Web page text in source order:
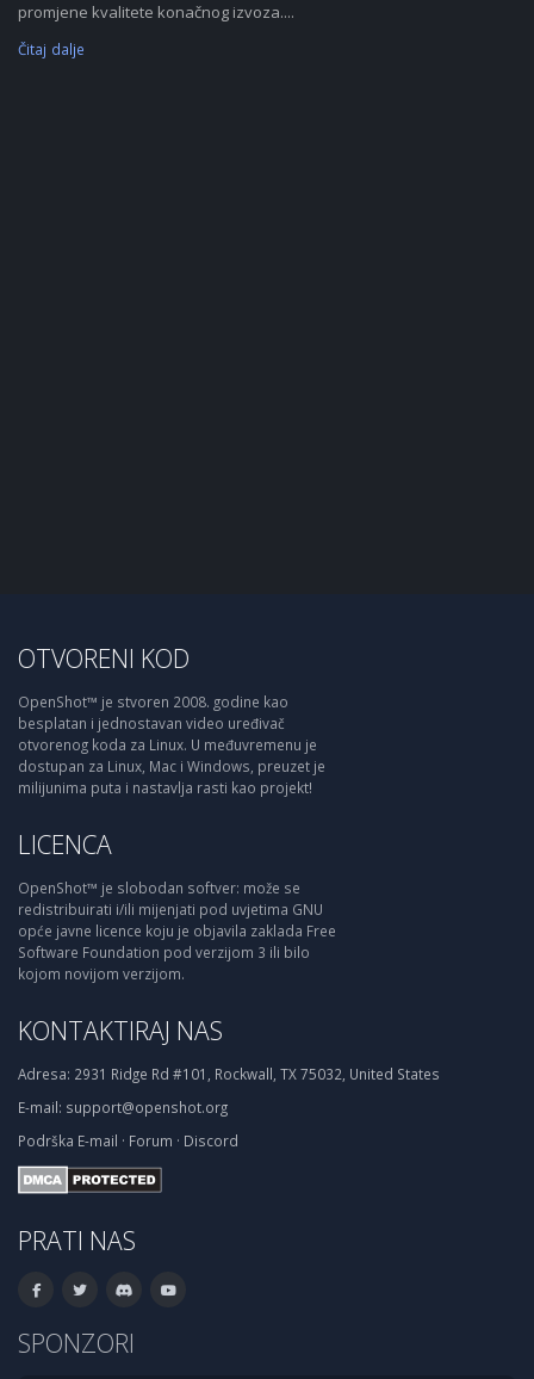
promjene kvalitete konačnog izvoza....
Čitaj dalje
OTVORENI KOD
OpenShot™ je stvoren 2008. godine kao
besplatan i jednostavan video uređivač
otvorenog koda za Linux. U međuvremenu je
dostupan za Linux, Mac i Windows, preuzet je
milijunima puta i nastavlja rasti kao projekt!
LICENCA
OpenShot™ je slobodan softver: može se
redistribuirati i/ili mijenjati pod uvjetima GNU
opće javne licence koju je objavila zaklada Free
Software Foundation pod verzijom 3 ili bilo
kojom novijom verzijom.
KONTAKTIRAJ NAS
Adresa: 2931 Ridge Rd #101, Rockwall, TX 75032, United States
E-mail: support@openshot.org
Podrška E-mail · Forum · Discord
PRATI NAS
SPONZORI